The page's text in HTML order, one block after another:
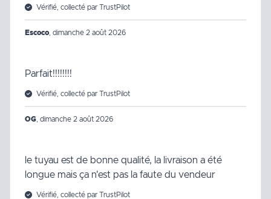
Vérifié, collecté par TrustPilot
Escoco, dimanche 2 août 2026
Parfait!!!!!!!!
Vérifié, collecté par TrustPilot
OG dimanche 2 août 2026
le tuyau est de bonne qualité, la livraison a été
longue mais ça n'est pas la faute du vendeur
Vérifié, collecté par TrustPilot